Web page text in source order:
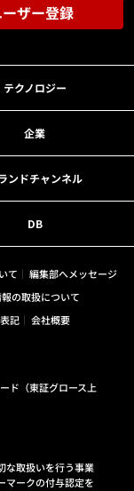
ザー登録
テクノロジー
企業
ンドチャンネル
DB
て
編集部へメッセージ
の取扱について
記
会社概要
ド（東証グロース上
な取扱いを行う事業
マークの付与認定を